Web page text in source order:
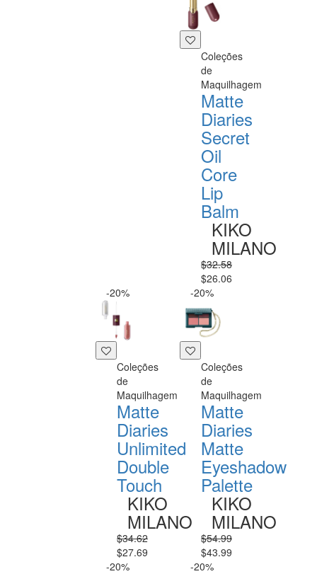
Coleções
de
Maquilhagem
Matte
Diaries
Secret
Oil
Core
Lip
Balm
KIKO
MILANO
$32.58
$26.06
-20%
Coleções
de
Maquilhagem
Matte
Diaries
Unlimited
Double
Touch
KIKO
MILANO
$34.62
$27.69
-20%
Coleções
de
Maquilhagem
Matte
Diaries
Matte
Eyeshadow
Palette
KIKO
MILANO
$54.99
$43.99
-20%
-20%